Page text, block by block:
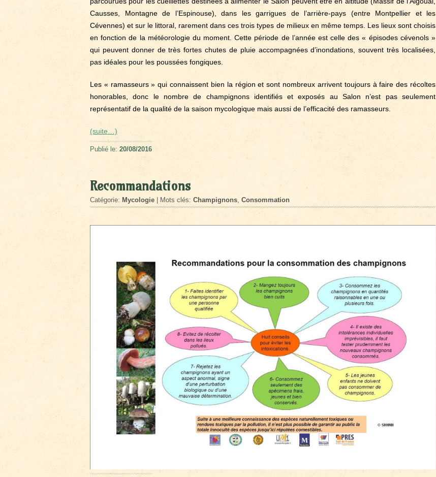
Causses, Montagne de l’Espinouse), dans les garrigues de l’arrière-pays (entre Montpellier et les
Cévennes) et sur le littoral, rarement dans ces trois types de milieux en même temps. Les lieux sont choisis
en fonction de la météorologie du moment. Cette période de l’année est celle des « épisodes cévenols »
qui peuvent donner de très fortes chutes de pluie accompagnées d’inondations, souvent très localisées,
pas idéales pour les poussées fongiques.
Les « ramasseurs » qui connaissent bien la région et sont nombreux arrivent toujours à faire des récoltes
honorables, donc le nombre de champignons identifiés et exposés au Salon n’est pas seulement
représentatif de la qualité de la saison mycologique mais aussi de l’efficacité des ramasseurs.
(suite…)
Publié le: 20/08/2016
Recommandations
Catégorie: Mycologie | Mots clés: Champignons, Consommation